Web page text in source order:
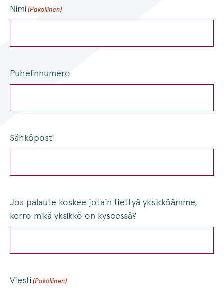
Nimi (Pakollinen)
Puhelinnumero
Sähköposti
Jos palaute koskee jotain tiettyä yksikköämme,
kerro mikä yksikkö on kyseessä?
Viesti (Pakollinen)